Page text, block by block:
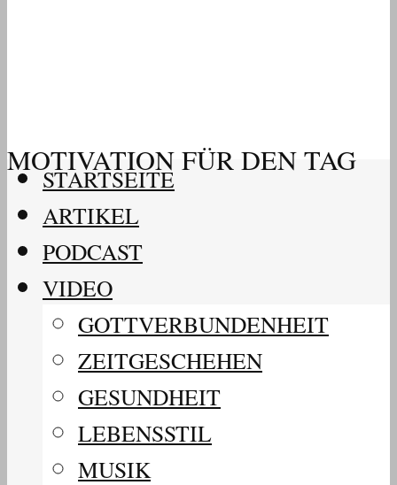
MOTIVATION FÜR DEN TAG
STARTSEITE
ARTIKEL
PODCAST
VIDEO
GOTTVERBUNDENHEIT
ZEITGESCHEHEN
GESUNDHEIT
LEBENSSTIL
MUSIK